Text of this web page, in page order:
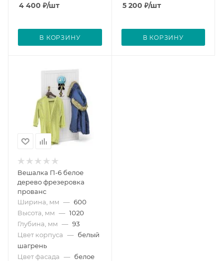
4 400 ₽/шт
В КОРЗИНУ
5 200 ₽/шт
В КОРЗИНУ
Вешалка П-6 белое
дерево фрезеровка
прованс
Ширина, мм — 600
Высота, мм — 1020
Глубина, мм — 93
Цвет корпуса — белый
шагрень
Цвет фасада — белое